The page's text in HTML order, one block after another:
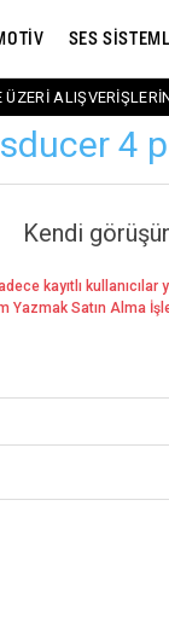
SES
ÜZERİ
4
Kendi
kayıtlı
Yazmak Satın Alma